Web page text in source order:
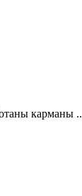
карманы ..